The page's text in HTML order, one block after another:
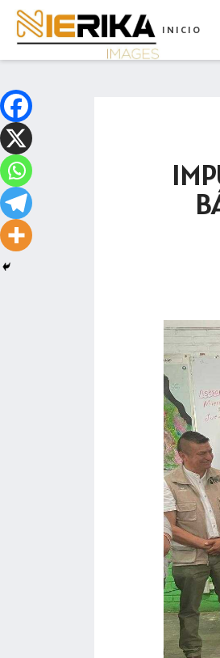
INICIO
aamtlax
abanderamiento
abasto
abejas
abogadas
abuelos
acceso
accidente